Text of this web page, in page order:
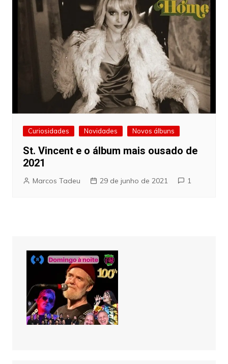
Curiosidades Novidades Novos álbuns
St. Vincent e o álbum mais ousado de
2021
Marcos Tadeu 29 de junho de 2021 1